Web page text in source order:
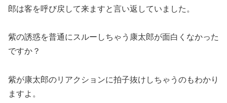
郎は客を呼び戻して来ますと言い返していました。
紫の誘惑を普通にスルーしちゃう康太郎が面白くなかった
ですか？
紫が康太郎のリアクションに拍子抜けしちゃうのもわかり
ますよ。